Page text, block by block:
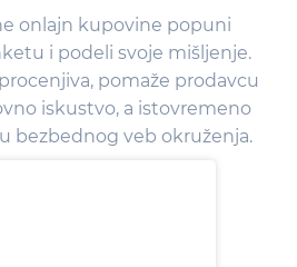
onlajn kupovine popuni
i podeli svoje mišljenje.
pomaže prodavcu
iskustvo, a istovremeno
bezbednog veb okruženja.